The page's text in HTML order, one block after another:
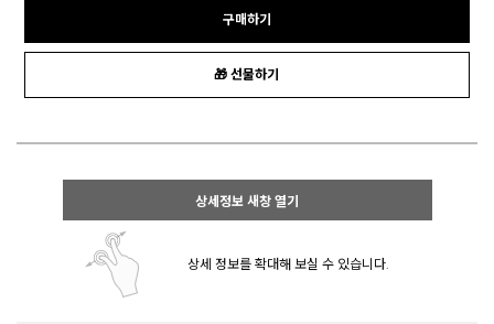
구매하기
🎁 선물하기
상세정보 새창 열기
상세 정보를 확대해 보실 수 있습니다.